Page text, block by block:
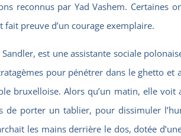
reconnus par Yad Vashem. Certaines
fait preuve d’un courage exemplaire.
est une assistante sociale
pour pénétrer dans le ghetto et
bruxelloise. Alors qu’un matin, elle
de porter un tablier, pour dissimuler
les mains derrière le dos, dotée